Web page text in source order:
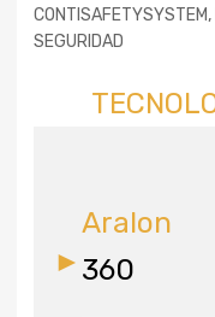
SEGURIDAD
Aralon
360